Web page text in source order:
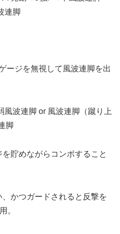
連脚
ージを無視して風波連脚を出
波連脚 or 風波連脚（蹴り上
脚
貯めながらコンボすること
かつガードされると反撃を
。